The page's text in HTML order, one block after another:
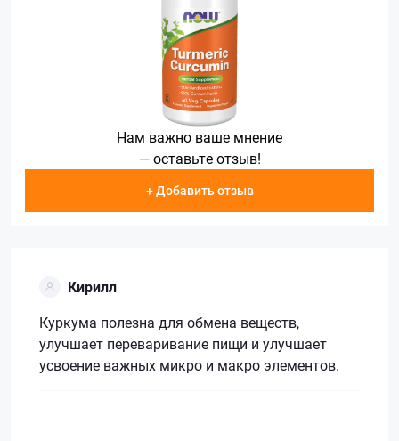
Нам важно ваше мнение
— оставьте отзыв!
+ Добавить отзыв
Кирилл
Куркума полезна для обмена веществ,
улучшает переваривание пищи и улучшает
усвоение важных микро и макро элементов.